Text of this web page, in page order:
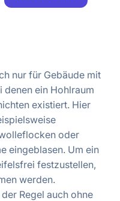
nur für Gebäude mit
ein Hohlraum
existiert. Hier
oder
eingeblasen. Um ein
festzustellen,
werden.
Regel auch ohne